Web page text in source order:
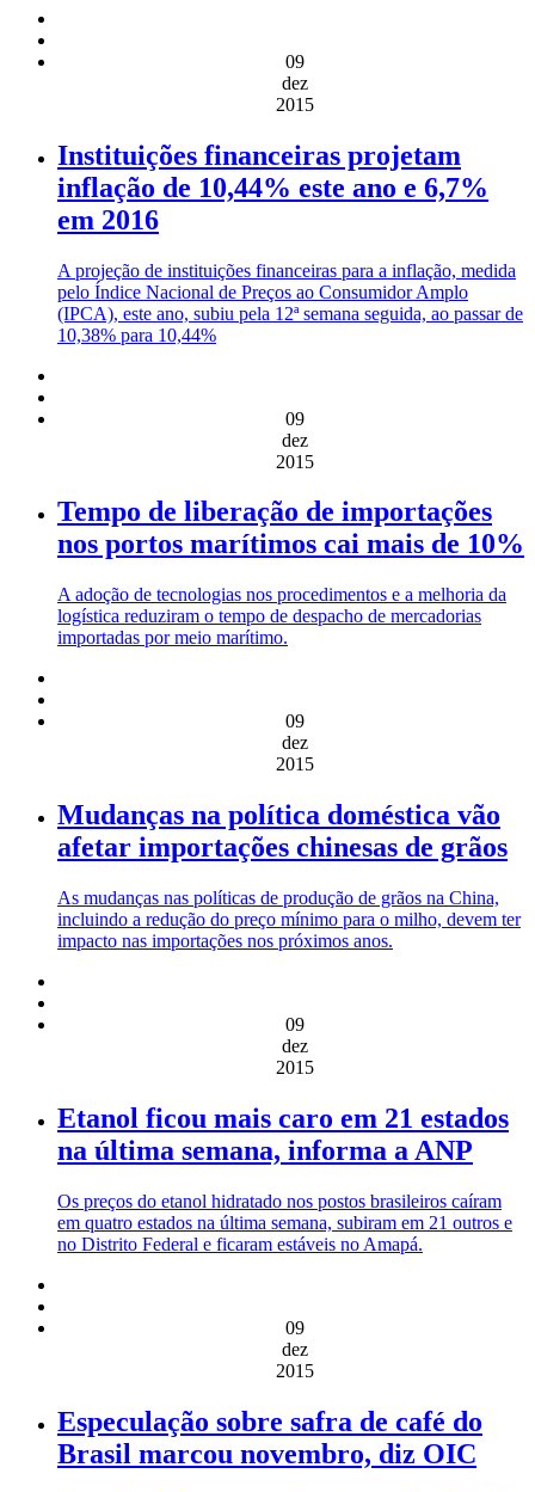
09
dez
2015
Instituições financeiras projetam
inflação de 10,44% este ano e 6,7%
em 2016
A projeção de instituições financeiras para a inflação, medida
pelo Índice Nacional de Preços ao Consumidor Amplo
(IPCA), este ano, subiu pela 12ª semana seguida, ao passar de
10,38% para 10,44%
09
dez
2015
Tempo de liberação de importações
nos portos marítimos cai mais de 10%
A adoção de tecnologias nos procedimentos e a melhoria da
logística reduziram o tempo de despacho de mercadorias
importadas por meio marítimo.
09
dez
2015
Mudanças na política doméstica vão
afetar importações chinesas de grãos
As mudanças nas políticas de produção de grãos na China,
incluindo a redução do preço mínimo para o milho, devem ter
impacto nas importações nos próximos anos.
09
dez
2015
Etanol ficou mais caro em 21 estados
na última semana, informa a ANP
Os preços do etanol hidratado nos postos brasileiros caíram
em quatro estados na última semana, subiram em 21 outros e
no Distrito Federal e ficaram estáveis no Amapá.
09
dez
2015
Especulação sobre safra de café do
Brasil marcou novembro, diz OIC